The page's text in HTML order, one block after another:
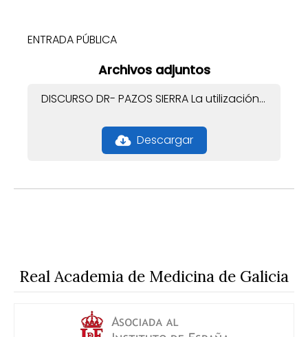
ENTRADA PÚBLICA
Archivos adjuntos
DISCURSO DR- PAZOS SIERRA La utilización de la IA en la medicina NP.pdf
Descargar
Real Academia de Medicina de Galicia